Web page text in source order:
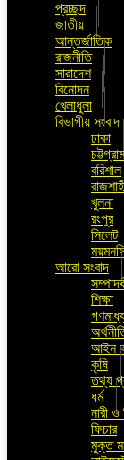
প্রচ্ছদ
জাতীয়
আন্তর্জাতিক
রাজনীতি
সারাদেশ
বিনোদন
খেলাধুলা
বিভাগীয় সংবাদ
ঢাকা
চট্টগ্রাম
বরিশাল
খুলনা
রংপুর
সিলেট
আরো সংবাদ
শিক্ষা
আইন
কৃষি
তথ্য
ধর্ম
নারী ও
ফিচার
মুক্ত